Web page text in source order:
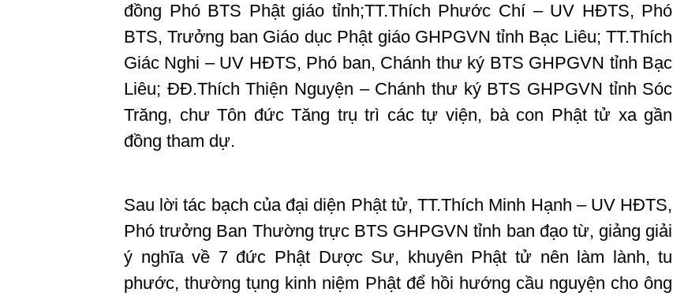
đồng Phó BTS Phật giáo tỉnh;TT.Thích Phước Chí – UV HĐTS, Phó
BTS, Trưởng ban Giáo dục Phật giáo GHPGVN tỉnh Bạc Liêu; TT.Thích
Giác Nghi – UV HĐTS, Phó ban, Chánh thư ký BTS GHPGVN tỉnh Bạc
Liêu; ĐĐ.Thích Thiện Nguyện – Chánh thư ký BTS GHPGVN tỉnh Sóc
Trăng, chư Tôn đức Tăng trụ trì các tự viện, bà con Phật tử xa gần
đồng tham dự.
Sau lời tác bạch của đại diện Phật tử, TT.Thích Minh Hạnh – UV HĐTS,
Phó trưởng Ban Thường trực BTS GHPGVN tỉnh ban đạo từ, giảng giải
ý nghĩa về 7 đức Phật Dược Sư, khuyên Phật tử nên làm lành, tu
phước, thường tụng kinh niệm Phật để hồi hướng cầu nguyện cho ông